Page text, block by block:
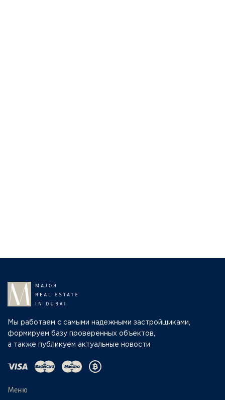
Мы работаем с самыми надежными застройщиками,
формируем базу проверенных объектов,
а также публикуем актуальные новости
Меню